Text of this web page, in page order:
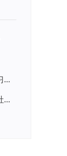
“预防校园欺凌 共筑安全防线”学习专题
学习贯彻习近平新时代中国特色社会主义思想主题教育